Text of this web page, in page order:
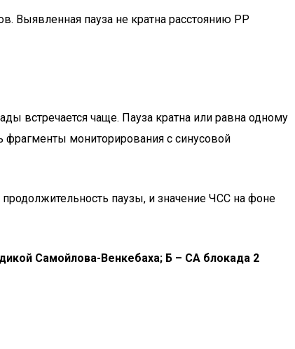
Выявленная пауза не кратна расстоянию РР
встречается чаще. Пауза кратна или равна одному
мониторирования с синусовой
паузы, и значение ЧСС на фоне
Самойлова-Венкебаха; Б – СА блокада 2